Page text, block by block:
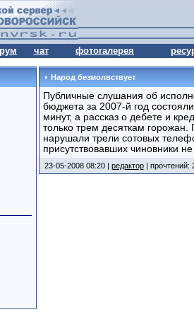
чат фотогалерея
Народ безмолвствует
Публичные слушания об
бюджета за 2007-й год
минут, а рассказ о дебете и
только трем десяткам
нарушали трели сотовых
присутствовавших чиновники
23-05-2008 08:20 | редактор| прочтений: